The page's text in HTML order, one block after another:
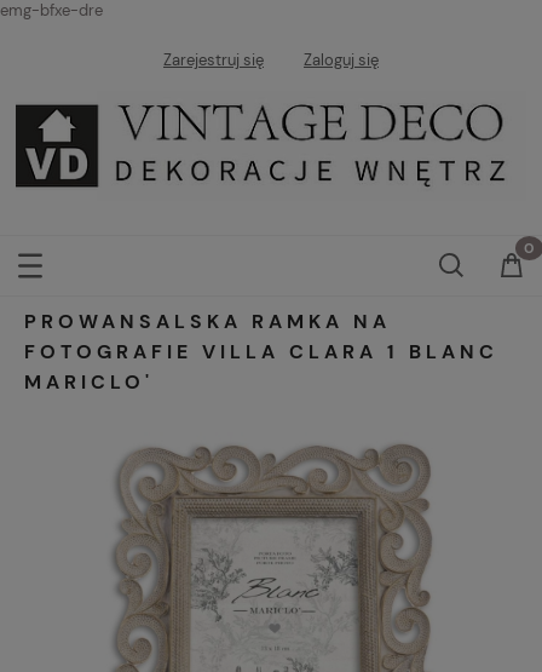
emg-bfxe-dre
Zarejestruj się Zaloguj się
PROWANSALSKA RAMKA NA
FOTOGRAFIE VILLA CLARA 1 BLANC
MARICLO'